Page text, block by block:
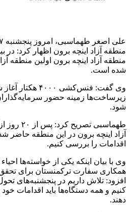
منطقه آزاد اینچه برون اولین منطقه
شده است.
وی گفت: فنس‌کشی
زیرساخت‌ها زمینه حضور
شود.
طهماسبی
آزاد اینچه برون در این منطقه حاضر
اقدامات را بررسی کنیم.
وی با بیان اینکه یکی از خواسته‌ها
همکاری سفارت ترکمنستان برای
افزود: تلاش داریم در پنجشنبه‌های
کنیم و همه دستگاه‌ها باید اقدامات خود
دهند.